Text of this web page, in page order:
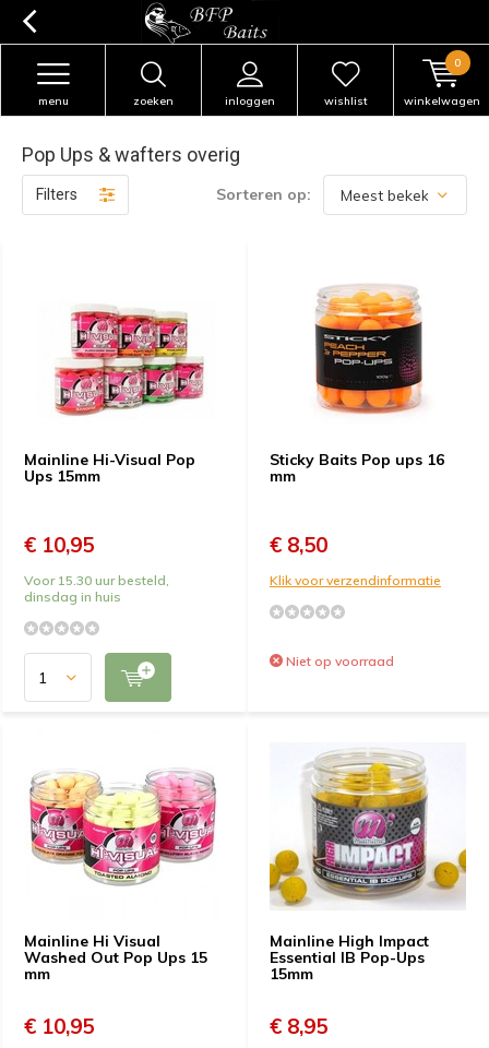
zoeken inloggen
menu wishlist winkelwagen
0
Pop Ups & wafters overig
Filters Sorteren op:
Mainline Hi-Visual Pop
Ups 15mm
€ 10,95
Voor 15.30 uur besteld,
dinsdag in huis
Sticky Baits Pop ups 16
mm
€ 8,50
Klik voor verzendinformatie
Niet op voorraad
Mainline Hi Visual
Washed Out Pop Ups 15
mm
€ 10,95
Mainline High Impact
Essential IB Pop-Ups
15mm
€ 8,95